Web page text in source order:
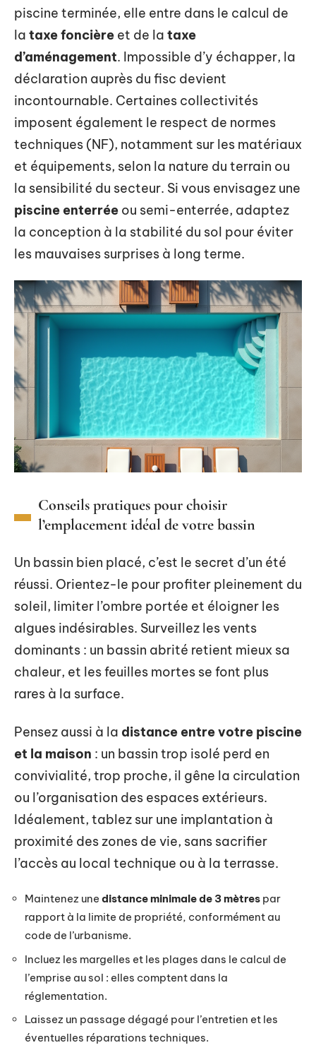
piscine terminée, elle entre dans le calcul de
la taxe foncière et de la taxe
d’aménagement. Impossible d’y échapper, la
déclaration auprès du fisc devient
incontournable. Certaines collectivités
imposent également le respect de normes
techniques (NF), notamment sur les matériaux
et équipements, selon la nature du terrain ou
la sensibilité du secteur. Si vous envisagez une
piscine enterrée ou semi-enterrée, adaptez
la conception à la stabilité du sol pour éviter
les mauvaises surprises à long terme.
Conseils pratiques pour choisir
l’emplacement idéal de votre bassin
Un bassin bien placé, c’est le secret d’un été
réussi. Orientez-le pour profiter pleinement du
soleil, limiter l’ombre portée et éloigner les
algues indésirables. Surveillez les vents
dominants : un bassin abrité retient mieux sa
chaleur, et les feuilles mortes se font plus
rares à la surface.
Pensez aussi à la distance entre votre piscine
et la maison : un bassin trop isolé perd en
convivialité, trop proche, il gêne la circulation
ou l’organisation des espaces extérieurs.
Idéalement, tablez sur une implantation à
proximité des zones de vie, sans sacrifier
l’accès au local technique ou à la terrasse.
Maintenez une distance minimale de 3 mètres par
rapport à la limite de propriété, conformément au
code de l’urbanisme.
Incluez les margelles et les plages dans le calcul de
l’emprise au sol : elles comptent dans la
réglementation.
Laissez un passage dégagé pour l’entretien et les
éventuelles réparations techniques.